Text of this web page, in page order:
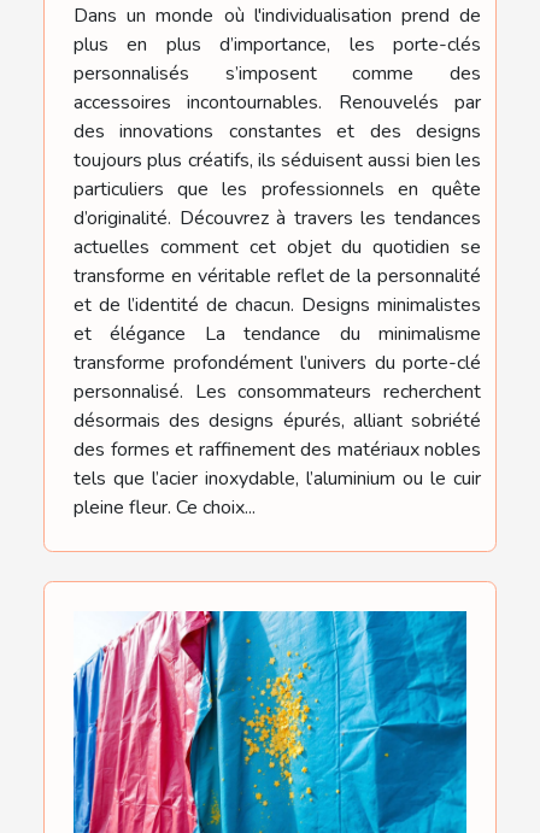
Dans un monde où l'individualisation prend de
plus en plus d’importance, les porte-clés
personnalisés s’imposent comme des
accessoires incontournables. Renouvelés par
des innovations constantes et des designs
toujours plus créatifs, ils séduisent aussi bien les
particuliers que les professionnels en quête
d’originalité. Découvrez à travers les tendances
actuelles comment cet objet du quotidien se
transforme en véritable reflet de la personnalité
et de l’identité de chacun. Designs minimalistes
et élégance La tendance du minimalisme
transforme profondément l’univers du porte-clé
personnalisé. Les consommateurs recherchent
désormais des designs épurés, alliant sobriété
des formes et raffinement des matériaux nobles
tels que l’acier inoxydable, l’aluminium ou le cuir
pleine fleur. Ce choix...